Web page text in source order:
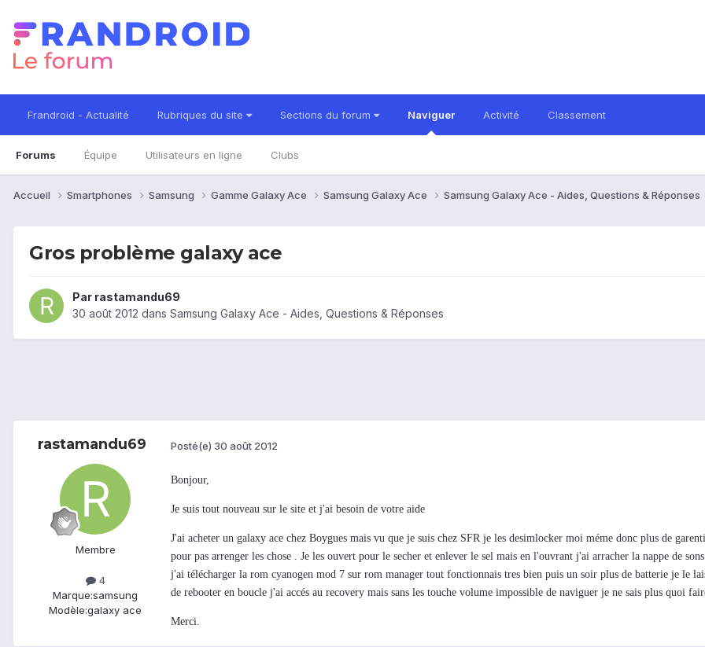
Frandroid - Actualité Rubriques du site Sections du forum Naviguer
Forums Équipe Utilisateurs en ligne Clubs
Activité Classement
Accueil Smartphones Samsung Gamme Galaxy Ace Samsung Galaxy Ace Samsung Galaxy Ace - Aides, Questions & Réponses
Gros problème galaxy ace
Par rastamandu69
30 août 2012 dans Samsung Galaxy Ace - Aides, Questions & Réponses
rastamandu69
Membre
4
Marque:samsung
Modèle:galaxy ace
Posté(e) 30 août 2012
Bonjour,
Je suis tout nouveau sur le site et j'ai besoin de votre aide
J'ai acheter un galaxy ace chez Boygues mais vu que je suis chez SFR je les desimlocker moi méme donc plus de
pour pas arrenger les chose . Je les ouvert pour le secher et enlever le sel mais en l'ouvrant j'ai arracher la nappe de
j'ai télécharger la rom cyanogen mod 7 sur rom manager tout fonctionnais tres bien puis un soir plus de batterie je le
de rebooter en boucle j'ai accés au recovery mais sans les touche volume impossible de naviguer je ne sais plus quoi
Merci.